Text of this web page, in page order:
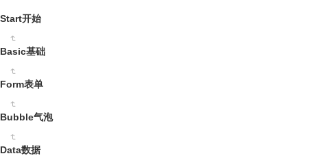
Start开始
Basic基础
Form表单
Bubble气泡
Data数据